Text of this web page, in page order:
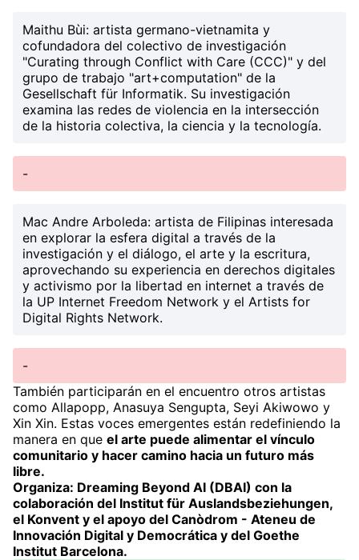
Maithu Bùi: artista germano-vietnamita y
cofundadora del colectivo de investigación
"Curating through Conflict with Care (CCC)" y del
grupo de trabajo "art+computation" de la
Gesellschaft für Informatik. Su investigación
examina las redes de violencia en la intersección
de la historia colectiva, la ciencia y la tecnología.
-
Mac Andre Arboleda: artista de Filipinas interesada
en explorar la esfera digital a través de la
investigación y el diálogo, el arte y la escritura,
aprovechando su experiencia en derechos digitales
y activismo por la libertad en internet a través de
la UP Internet Freedom Network y el Artists for
Digital Rights Network.
-
También participarán en el encuentro otros artistas
como Allapopp, Anasuya Sengupta, Seyi Akiwowo y
Xin Xin. Estas voces emergentes están redefiniendo la
manera en que el arte puede alimentar el vínculo
comunitario y hacer camino hacia un futuro más
libre.
Organiza: Dreaming Beyond AI (DBAI) con la
colaboración del Institut für Auslandsbeziehungen,
el Konvent y el apoyo del Canòdrom - Ateneu de
Innovación Digital y Democrática y del Goethe
Institut Barcelona.